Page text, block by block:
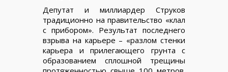
Депутат и миллиардер Струков
традиционно на правительство «клал
с прибором». Результат последнего
взрыва на карьере – «разлом стенки
карьера и прилегающего грунта с
образованием сплошной трещины